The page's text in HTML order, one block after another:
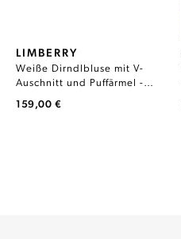
LIMBERRY
Weiße Dirndlbluse mit V-
Auschnitt und Puffärmel -
159,00 €